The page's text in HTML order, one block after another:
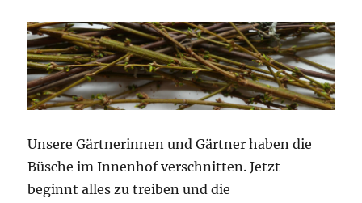
Unsere Gärtnerinnen und Gärtner haben die
Büsche im Innenhof verschnitten. Jetzt
beginnt alles zu treiben und die